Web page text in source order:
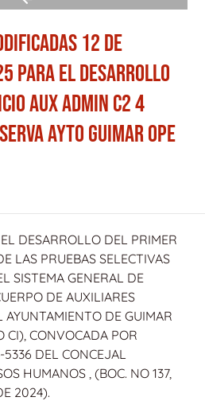
12 DE
PARA EL DESARROLLO
AUX ADMIN C2 4
AYTO GUIMAR OPE
DESARROLLO DEL PRIMER
LAS PRUEBAS SELECTIVAS
SISTEMA GENERAL DE
DE AUXILIARES
DE GUIMAR
CI), CONVOCADA POR
DEL CONCEJAL
HUMANOS , (BOC. NO 137,
2024).